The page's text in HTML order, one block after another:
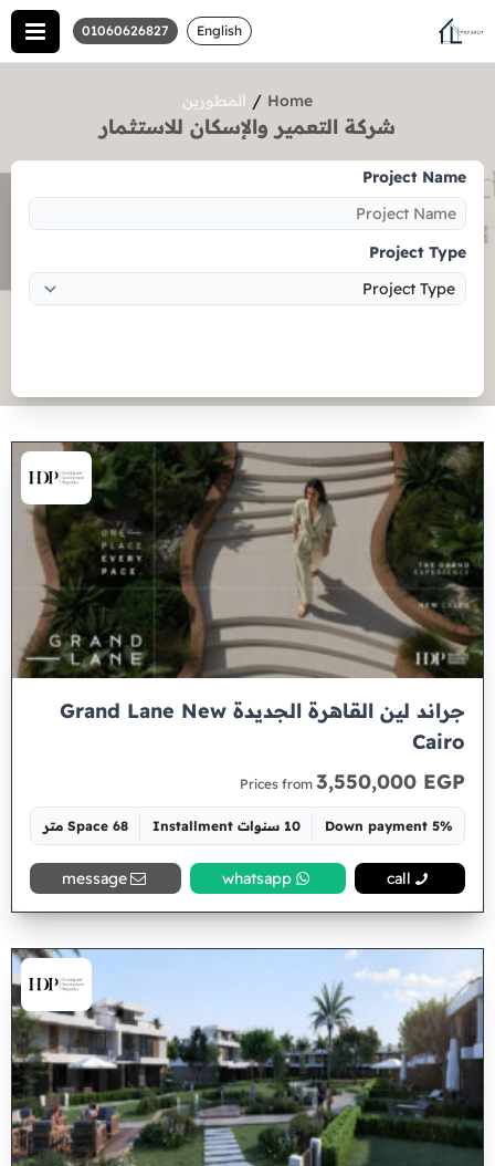
English
01060626827
Home
/ المطورين
شركة التعمير والإسكان للاستثمار
Project Name
Project Type
جراند لين القاهرة الجديدة Grand Lane New
Cairo
Prices from 3,550,000 EGP
5% Down payment 10 سنوات Installment Space 68 متر
call
whatsapp
message